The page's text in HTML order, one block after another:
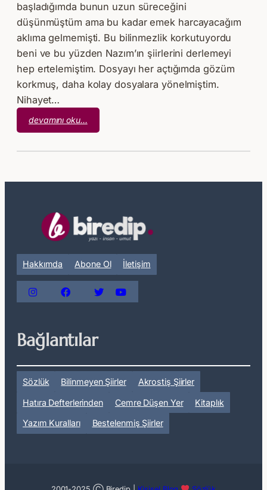
başladığımda bunun uzun süreceğini
düşünmüştüm ama bu kadar emek harcayacağım
aklıma gelmemişti. Bu bilinmezlik korkutuyordu
beni ve bu yüzden Nazım’ın şiirlerini derlemeyi
hep ertelemiştim. Dosyayı her açtığımda gözüm
korkmuş, daha kolay dosyalara yönelmiştim.
Nihayet…
devamını oku…
Nazım
Şiirleri
Hakkımda Abone Ol İletişim
Bağlantılar
Sözlük Bilinmeyen Şiirler Akrostiş Şiirler
Hatıra Defterlerinden Cemre Düşen Yer Kitaplık
Yazım Kuralları Bestelenmiş Şiirler